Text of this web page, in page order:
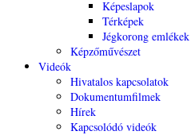
Képeslapok
Térképek
Jégkorong emlékek
Képzőművészet
Videók
Hivatalos kapcsolatok
Dokumentumfilmek
Hírek
Kapcsolódó videók